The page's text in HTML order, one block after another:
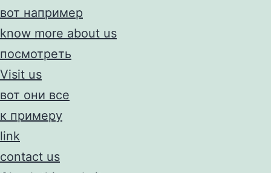
вот например
know more about us
посмотреть
Visit us
вот они все
к примеру
link
contact us